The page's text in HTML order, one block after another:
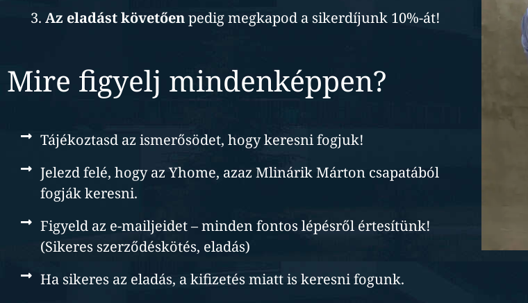
Az eladást követőenpedig megkapod a sikerdíjunk 10%-át!
Mire figyelj mindenképpen?
Tájékoztasd az ismerősödet, hogy keresni fogjuk!
Jelezd felé, hogy az Yhome, azaz Mlinárik Márton csapatából
fogják keresni.
Figyeld az e-mailjeidet – minden fontos lépésről értesítünk!
(Sikeres szerződéskötés, eladás)
Ha sikeres az eladás, a kifizetés miatt is keresni fogunk.